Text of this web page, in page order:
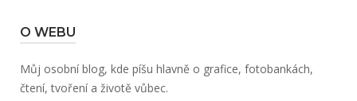
O WEBU
Můj osobní blog, kde píšu hlavně o grafice, fotobankách,
čtení, tvoření a životě vůbec.